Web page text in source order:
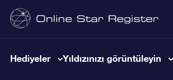
Hediyeler Yıldızınızı görüntüleyin